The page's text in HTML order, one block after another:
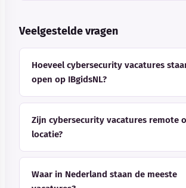
Veelgestelde vragen
Hoeveel cybersecurity vacatures
open op IBgidsNL?
Zijn cybersecurity vacatures remote
locatie?
Waar in Nederland staan de meeste